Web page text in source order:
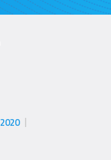
2020